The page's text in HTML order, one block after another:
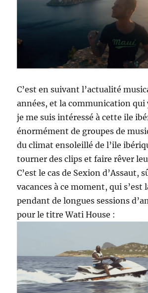
C’est en suivant l’actualité
années, et la communication qui
je me suis intéressé à cette ile
énormément de groupes de
du climat ensoleillé de l’ile
tourner des clips et faire rêver
C’est le cas de Sexion d’Assaut,
vacances à ce moment, qui s’est
pendant de longues sessions
pour le titre Wati House :